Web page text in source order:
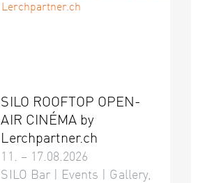
SILO ROOFTOP OPEN-
AIR CINÉMA by
Lerchpartner.ch
11. – 17.08.2026
SILO Bar | Events | Gallery,